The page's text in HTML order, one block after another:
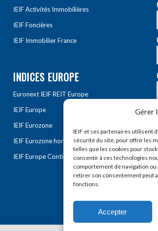
Gérer
IEIF et ses partenaires utilisent
sécurité du site, pour offrir les
telles que les cookies pour
consentir à ces technologies
comportement de navigation ou
retirer son consentement peut
fonctions.
Accepter
IEIF Activités Immobilières
IEIF Foncières
IEIF Immobilier France
INDICES EUROPE
Euronext IEIF REIT Europe
IEIF Europe
IEIF Eurozone
IEIF Eurozone hors France
IEIF Europe Continentale